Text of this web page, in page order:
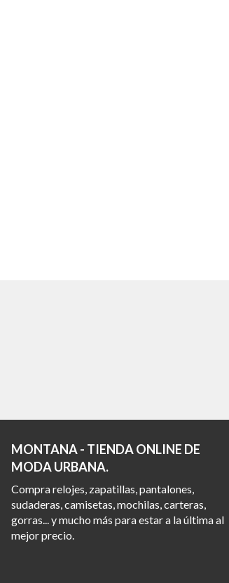
MONTANA - TIENDA ONLINE DE
MODA URBANA.
Compra relojes, zapatillas, pantalones,
sudaderas, camisetas, mochilas, carteras,
gorras... y mucho más para estar a la última al
mejor precio.